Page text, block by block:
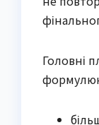
Головні